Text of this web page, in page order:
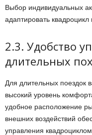
Выбор индивидуальных
адаптировать
2.3. Удобство
длительных
Для длительных поездок
высокий уровень
удобное расположение
внешних воздействий
управления